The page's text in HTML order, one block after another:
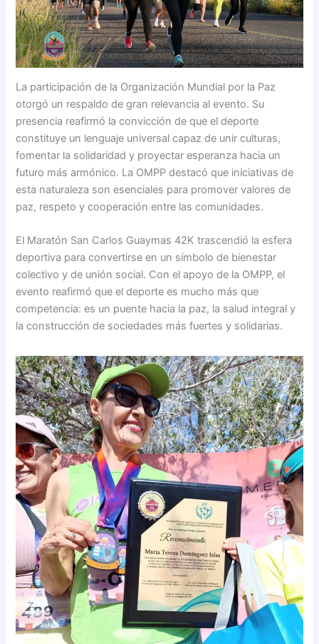
La participación de la Organización Mundial por la Paz
otorgó un respaldo de gran relevancia al evento. Su
presencia reafirmó la convicción de que el deporte
constituye un lenguaje universal capaz de unir culturas,
fomentar la solidaridad y proyectar esperanza hacia un
futuro más armónico. La OMPP destacó que iniciativas de
esta naturaleza son esenciales para promover valores de
paz, respeto y cooperación entre las comunidades.
El Maratón San Carlos Guaymas 42K trascendió la esfera
deportiva para convertirse en un símbolo de bienestar
colectivo y de unión social. Con el apoyo de la OMPP, el
evento reafirmó que el deporte es mucho más que
competencia: es un puente hacia la paz, la salud integral y
la construcción de sociedades más fuertes y solidarias.